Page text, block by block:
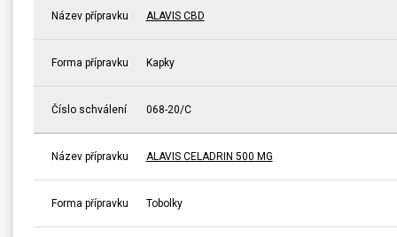
Název přípravku ALAVIS CBD
Forma přípravku Kapky
Číslo schválení 068-20/C
Název přípravku ALAVIS CELADRIN 500 MG
Forma přípravku Tobolky